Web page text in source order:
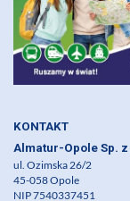
KONTAKT
Almatur-Opole Sp. z
ul. Ozimska 26/2
45-058 Opole
NIP 7540337451